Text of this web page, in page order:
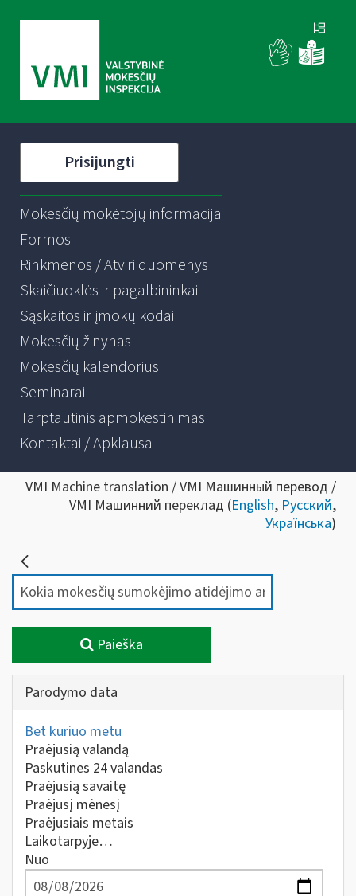
Prisijungti
Mokesčių mokėtojų informacija
Formos
Rinkmenos / Atviri duomenys
Skaičiuoklės ir pagalbininkai
Sąskaitos ir įmokų kodai
Mokesčių žinynas
Mokesčių kalendorius
Seminarai
Tarptautinis apmokestinimas
Kontaktai / Apklausa
VMI Machine translation / VMI Машинный перевод /
VMI Машинний переклад (English, Русский,
Українська)
Paieška
Parodymo data
Bet kuriuo metu
Praėjusią valandą
Paskutines 24 valandas
Praėjusią savaitę
Praėjusį mėnesį
Praėjusiais metais
Laikotarpyje…
Nuo